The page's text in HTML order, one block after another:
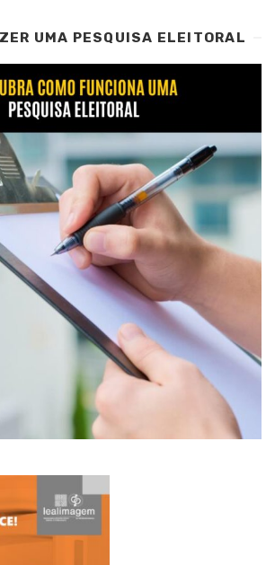
UMA PESQUISA ELEITORAL